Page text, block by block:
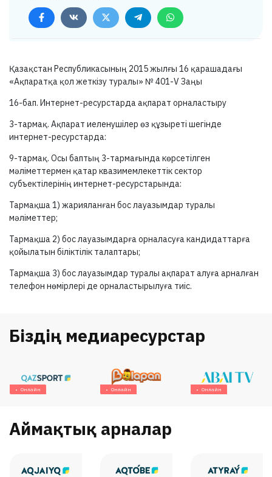
Қазақстан Республикасының 2015 жылғы 16 қарашадағы
«Ақпаратқа қол жеткізу туралы» № 401-V Заңы
16-бап. Интернет-ресурстарда ақпарат орналастыру
3-тармақ. Ақпарат иеленушілер өз құзыреті шегінде
интернет-ресурстарда:
9-тармақ. Осы баптың 3-тармағындакөрсетілген
мәліметтермен қатар квазимемлекеттік сектор
субъектілерінің интернет-ресурстарында:
Тармақша 1) жарияланған бос лауазымдар туралы
мәліметтер;
Тармақша 2) бос лауазымдарға орналасуға кандидаттарға
қойылатын біліктілік талаптары;
Тармақша 3) бос лауазымдар туралы ақпарат алуға арналған
телефон нөмірлері де орналастырылуға тиіс.
Біздің медиаресурстар
Онлайн Онлайн Онлайн
Аймақтық арналар